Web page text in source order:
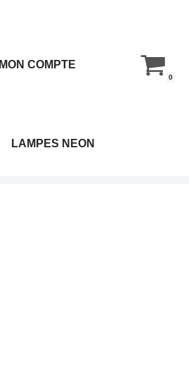
MON COMPTE
0
LAMPES NEON